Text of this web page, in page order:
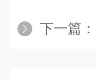
下一篇：